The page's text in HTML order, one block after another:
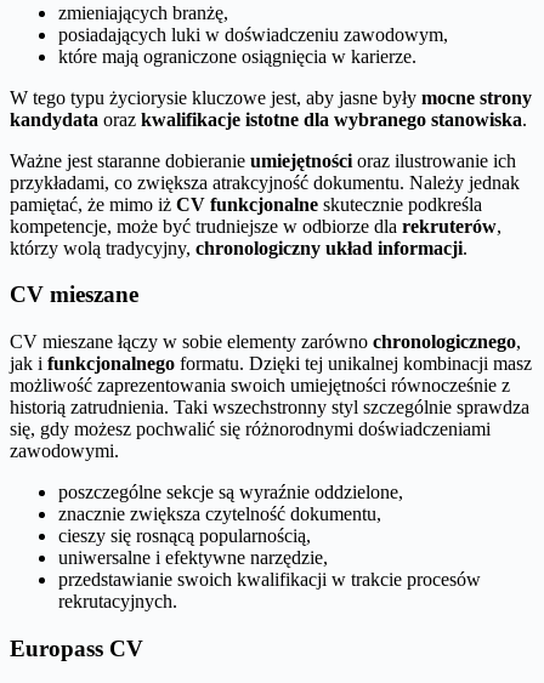
zmieniających branżę,
posiadających luki w doświadczeniu zawodowym,
które mają ograniczone osiągnięcia w karierze.
W tego typu życiorysie kluczowe jest, aby jasne były mocne strony
kandydata oraz kwalifikacje istotne dla wybranego stanowiska.
Ważne jest staranne dobieranie umiejętności oraz ilustrowanie ich
przykładami, co zwiększa atrakcyjność dokumentu. Należy jednak
pamiętać, że mimo iż CV funkcjonalne skutecznie podkreśla
kompetencje, może być trudniejsze w odbiorze dla rekruterów,
którzy wolą tradycyjny, chronologiczny układ informacji.
CV mieszane
CV mieszane łączy w sobie elementy zarówno chronologicznego,
jak i funkcjonalnego formatu. Dzięki tej unikalnej kombinacji masz
możliwość zaprezentowania swoich umiejętności równocześnie z
historią zatrudnienia. Taki wszechstronny styl szczególnie sprawdza
się, gdy możesz pochwalić się różnorodnymi doświadczeniami
zawodowymi.
poszczególne sekcje są wyraźnie oddzielone,
znacznie zwiększa czytelność dokumentu,
cieszy się rosnącą popularnością,
uniwersalne i efektywne narzędzie,
przedstawianie swoich kwalifikacji w trakcie procesów
rekrutacyjnych.
Europass CV